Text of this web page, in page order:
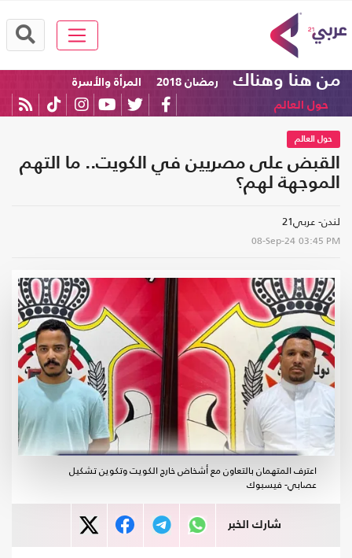
من هنا وهناك رمضان 2018
المرأة والأسرة
حول العالم
حول العالم
القبض على مصريين في الكويت.. ما التهم
الموجهة لهم؟
لندن- عربي21
08-Sep-24 03:45 PM
اعترف المتهمان بالتعاون مع أشخاض خارج الكويت وتكوين تشكيل
عصابي- فيسبوك
شارك الخبر